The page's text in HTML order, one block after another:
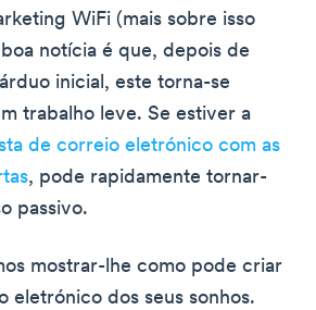
WiFi (mais sobre isso
notícia é que, depois de
inicial, este torna-se
trabalho leve. Se estiver a
de correio eletrónico com as
, pode rapidamente tornar-
passivo.
mostrar-lhe como pode criar
eletrónico dos seus sonhos.